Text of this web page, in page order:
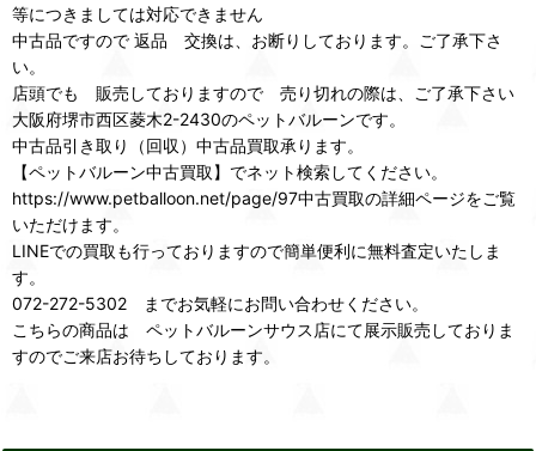
等につきましては対応できません
中古品ですので 返品 交換は、お断りしております。ご了承下さ
い。
店頭でも 販売しておりますので 売り切れの際は、ご了承下さい
大阪府堺市西区菱木2-2430のペットバルーンです。
中古品引き取り（回収）中古品買取承ります。
【ペットバルーン中古買取】でネット検索してください。
https://www.petballoon.net/page/97中古買取の詳細ページをご覧
いただけます。
LINEでの買取も行っておりますので簡単便利に無料査定いたしま
す。
072-272-5302 までお気軽にお問い合わせください。
こちらの商品は ペットバルーンサウス店にて展示販売しておりま
すのでご来店お待ちしております。